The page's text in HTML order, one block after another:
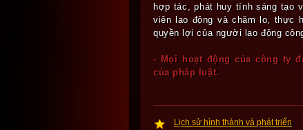
hợp tác, phát huy tính sáng tạo
viên lao động và chăm lo, thực
quyền lợi của người lao động
- Mọi hoạt động của công ty
của pháp luật.
Lịch sử hình thành và phát triển